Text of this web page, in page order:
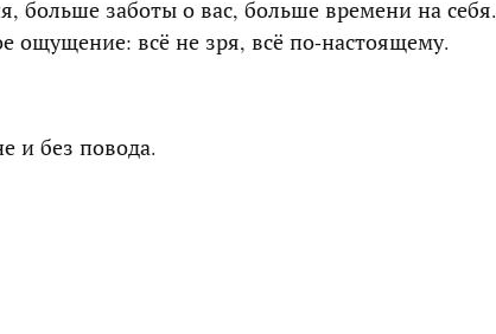
больше заботы о вас, больше времени на себя.
ощущение: всё не зря, всё по-настоящему.
и без повода.